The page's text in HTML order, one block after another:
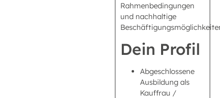
Rahmenbedingungen
und nachhaltige
Dein Profil
Abgeschlossene
Ausbildung als
Kauffrau /